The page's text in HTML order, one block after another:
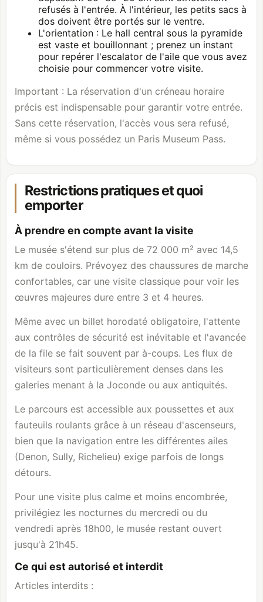
refusés à l'entrée. À l'intérieur, les petits sacs à
dos doivent être portés sur le ventre.
L'orientation : Le hall central sous la pyramide
est vaste et bouillonnant ; prenez un instant
pour repérer l'escalator de l'aile que vous avez
choisie pour commencer votre visite.
Important : La réservation d'un créneau horaire
précis est indispensable pour garantir votre entrée.
Sans cette réservation, l'accès vous sera refusé,
même si vous possédez un Paris Museum Pass.
Restrictions pratiques et quoi
emporter
À prendre en compte avant la visite
Le musée s'étend sur plus de 72 000 m² avec 14,5
km de couloirs. Prévoyez des chaussures de marche
confortables, car une visite classique pour voir les
œuvres majeures dure entre 3 et 4 heures.
Même avec un billet horodaté obligatoire, l'attente
aux contrôles de sécurité est inévitable et l'avancée
de la file se fait souvent par à-coups. Les flux de
visiteurs sont particulièrement denses dans les
galeries menant à la Joconde ou aux antiquités.
Le parcours est accessible aux poussettes et aux
fauteuils roulants grâce à un réseau d'ascenseurs,
bien que la navigation entre les différentes ailes
(Denon, Sully, Richelieu) exige parfois de longs
détours.
Pour une visite plus calme et moins encombrée,
privilégiez les nocturnes du mercredi ou du
vendredi après 18h00, le musée restant ouvert
jusqu'à 21h45.
Ce qui est autorisé et interdit
Articles interdits :